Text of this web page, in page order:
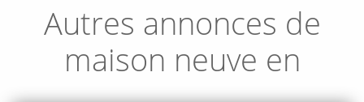
Autres annonces de
maison neuve en